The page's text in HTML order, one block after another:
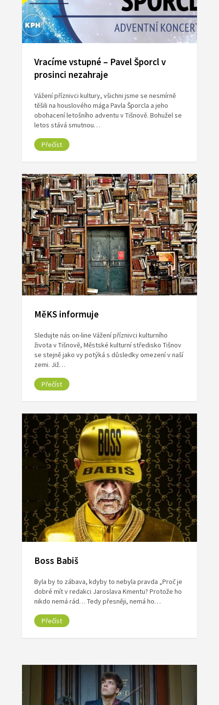
Vracíme vstupné – Pavel Šporcl v
prosinci nezahraje
Vážení příznivci kultury, všichni jsme se nesmírně
těšili na houslového mága Pavla Šporcla a jeho
obohacení letošního adventu v Tišnově. Bohužel se
letos stává smutnou…
Přečíst
MěKS informuje
Sledujte nás on-line Vážení příznivci kulturního
života v Tišnově, Městské kulturní středisko Tišnov
se stejně jako vy potýká s důsledky omezení v naší
zemi. Již…
Přečíst
Boss Babiš
Byla by to zábava, kdyby to nebyla pravda „Proč je
dobré mít v redakci Jaroslava Kmentu? Protože ho
nikdo nemá rád… Tedy přesněji, nemá ho…
Přečíst